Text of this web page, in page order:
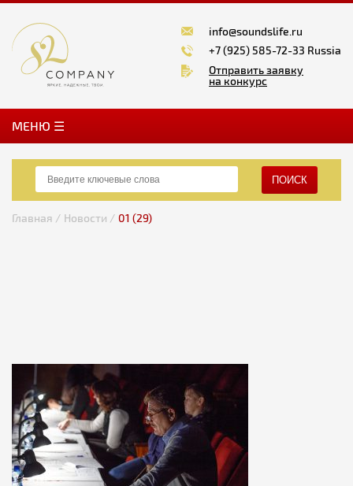
info@soundslife.ru
+7 (925) 585-72-33 Russia
Отправить заявку
на конкурс
MЕНЮ ☰
ПОИСК
Главная / Новости / 01 (29)